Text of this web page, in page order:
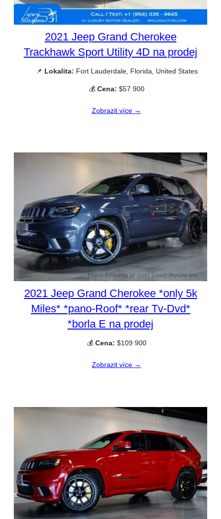
2021 Jeep Grand Cherokee
Trackhawk Sport Utility 4D na prodej
📌 Lokalita: Fort Lauderdale, Florida, United States
💰 Cena: $57 900
Zobrazit více →
2021 Jeep Grand Cherokee *only 5k
Miles* *pano-Roof* *rear Tv-Dvd*
*borla E na prodej
💰 Cena: $109 900
Zobrazit více →